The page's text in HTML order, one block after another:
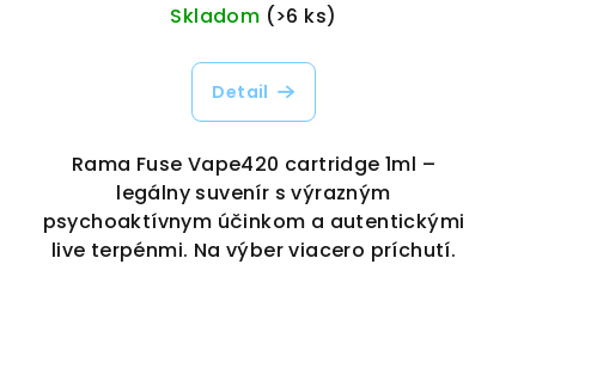
Skladom (>6 ks)
Detail
Rama Fuse Vape420 cartridge 1ml –
legálny suvenír s výrazným
psychoaktívnym účinkom a autentickými
live terpénmi. Na výber viacero príchutí.